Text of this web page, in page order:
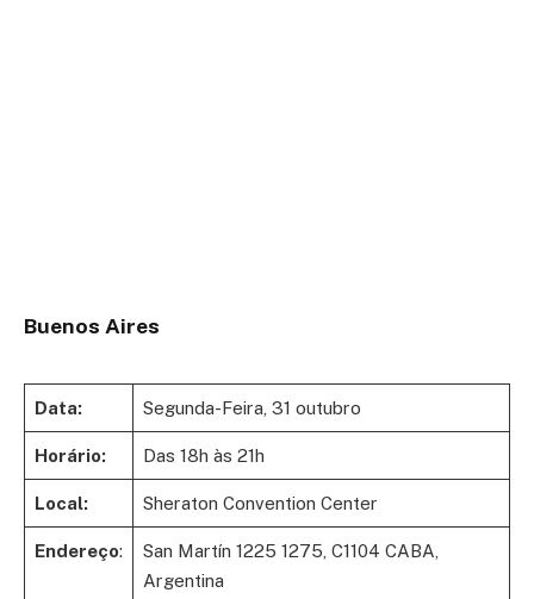
Buenos Aires
Data: Segunda-Feira, 31 outubro
Horário: Das 18h às 21h
Local: Sheraton Convention Center
Endereço:
San Martín 1225 1275, C1104 CABA,
Argentina